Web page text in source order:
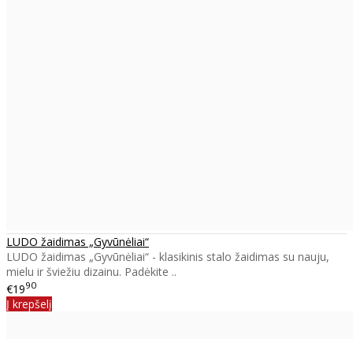
LUDO žaidimas „Gyvūnėliai“
LUDO žaidimas „Gyvūnėliai“ - klasikinis stalo žaidimas su nauju,
mielu ir šviežiu dizainu. Padėkite ..
€1990
Į krepšelį